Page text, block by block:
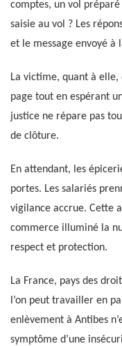
comptes, un vol
saisie au vol ? Les
et le message envoyé à
La victime, quant à
page tout en espérant
justice ne répare pas
de clôture.
En attendant, les
portes. Les salariés
vigilance accrue. Cette
commerce illuminé la
respect et protection.
La France, pays des
l’on peut travailler en
enlèvement à Antibes
symptôme d’une